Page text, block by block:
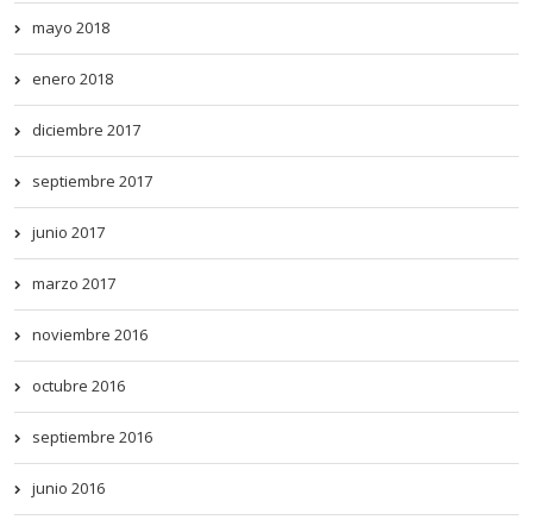
mayo 2018
enero 2018
diciembre 2017
septiembre 2017
junio 2017
marzo 2017
noviembre 2016
octubre 2016
septiembre 2016
junio 2016